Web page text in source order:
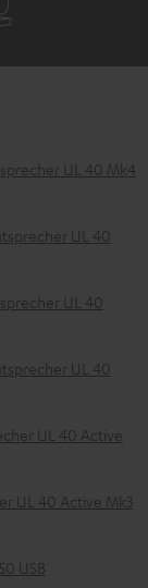
UL 40 Mk4
UL 40
UL 40
UL 40
UL 40 Active
UL 40 Active Mk3
USB